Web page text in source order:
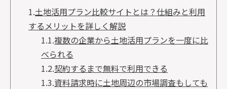
1.土地活用プラン比較サイトとは？仕組みと利用
するメリットを詳しく解説
1.1.複数の企業から土地活用プランを一度に比
べられる
1.2.契約するまで無料で利用できる
1.3.資料請求時に土地周辺の市場調査もしても